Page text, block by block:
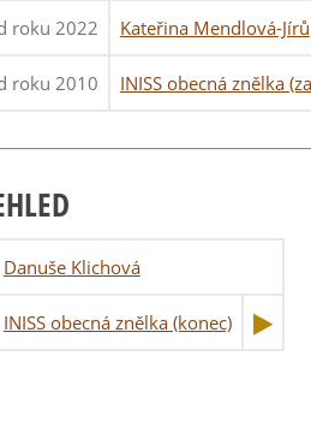
roku 2022 Kateřina Mendlová-Jírů
roku 2010 INISS obecná znělka
Danuše Klichová
INISS obecná znělka (konec)